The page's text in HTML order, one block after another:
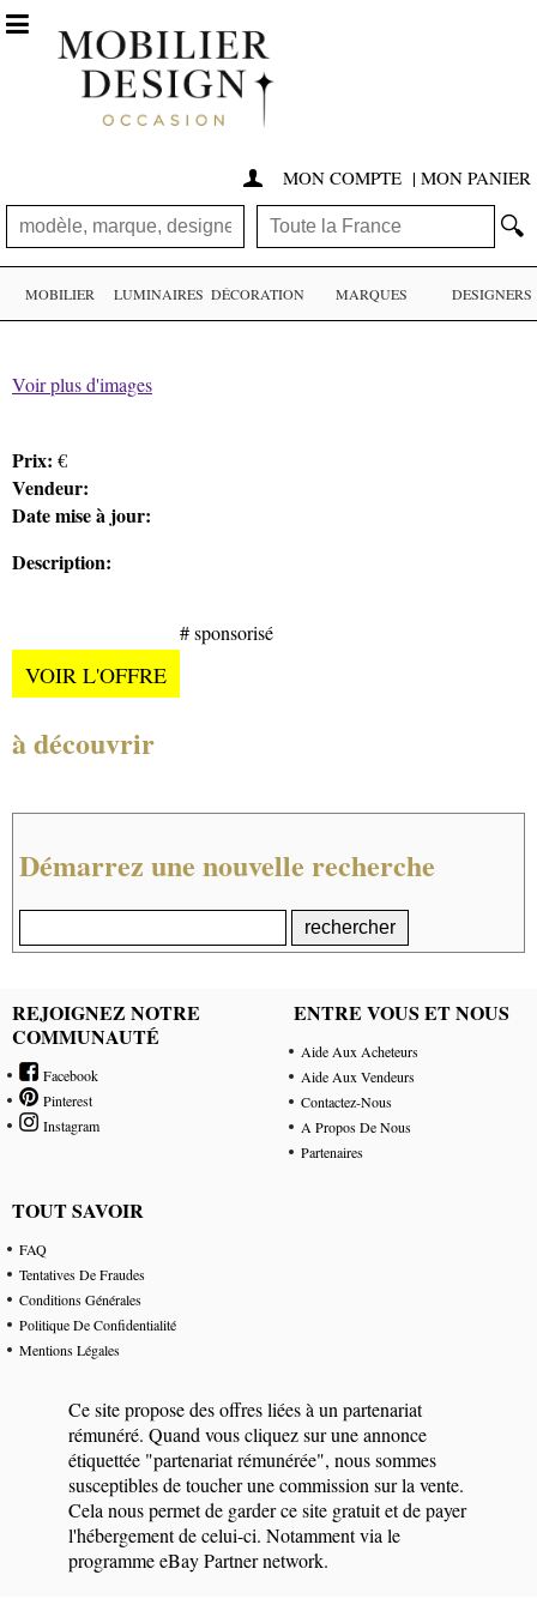
 MON COMPTE | MON PANIER
🔍

MOBILIER LUMINAIRES DÉCORATION MARQUES DESIGNERS
Voir plus d'images
Prix: €
Vendeur:
Date mise à jour:
Description:
VOIR L'OFFRE
# sponsorisé
à découvrir
Démarrez une nouvelle recherche
REJOIGNEZ NOTRE
COMMUNAUTÉ
Facebook
Pinterest
Instagram
ENTRE VOUS ET NOUS
Aide Aux Acheteurs
Aide Aux Vendeurs
Contactez-Nous
A Propos De Nous
Partenaires
TOUT SAVOIR
FAQ
Tentatives De Fraudes
Conditions Générales
Politique De Confidentialité
Mentions Légales
Ce site propose des offres liées à un partenariat
rémunéré. Quand vous cliquez sur une annonce
étiquettée "partenariat rémunérée", nous sommes
susceptibles de toucher une commission sur la vente.
Cela nous permet de garder ce site gratuit et de payer
l'hébergement de celui-ci. Notamment via le
programme eBay Partner network.